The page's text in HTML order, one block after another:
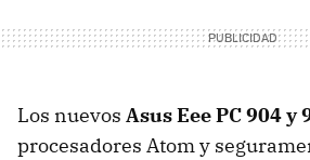
Los nuevos Asus Eee PC 904 y
procesadores Atom y